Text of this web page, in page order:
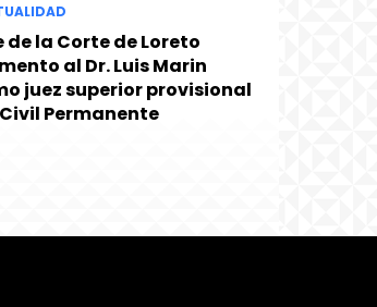
de la Corte de Loreto
al Dr. Luis Marin
juez superior provisional
Permanente